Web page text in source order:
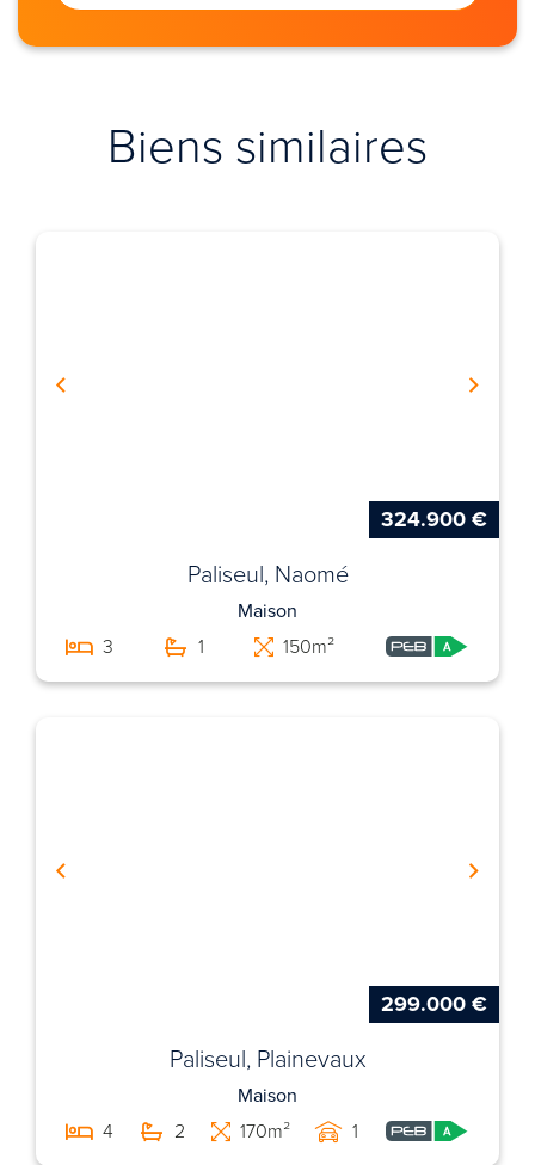
Biens similaires
324.900 €
Paliseul, Naomé
Maison
3
1 150m²
299.000 €
Paliseul, Plainevaux
Maison
4
2 170m² 1